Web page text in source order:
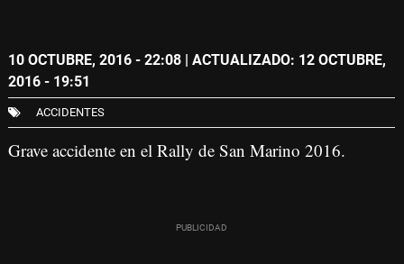
10 OCTUBRE, 2016 - 22:08 | ACTUALIZADO: 12 OCTUBRE,
2016 - 19:51
ACCIDENTES
Grave accidente en el Rally de San Marino 2016.